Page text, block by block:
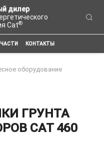
дилер
Cat®
КОНТАКТЫ
оборудование
ГРУНТА
CAT 460